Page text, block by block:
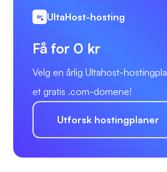
UltaHost-hosting
Få for 0 kr
Velg en årlig Ultahost-
et gratis .com-domene!
Utforsk hostingplaner